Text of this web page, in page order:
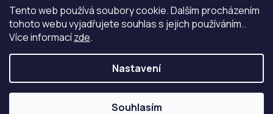
Tento web používá soubory cookie. Dalším procházením
tohoto webu vyjadřujete souhlas s jejich používáním..
Více informacízde.
Nastavení
Souhlasím
Inspirace
ZOBRAZIT VÍCE